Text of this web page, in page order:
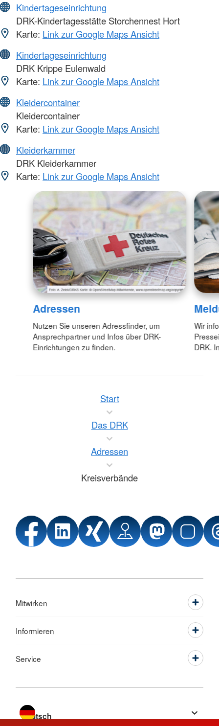
Kindertageseinrichtung
DRK-Kindertagesstätte Storchennest Hort
Karte: Link zur Google Maps Ansicht
Kindertageseinrichtung
DRK Krippe Eulenwald
Karte: Link zur Google Maps Ansicht
Kleidercontainer
Kleidercontainer
Karte: Link zur Google Maps Ansicht
Kleiderkammer
DRK Kleiderkammer
Karte: Link zur Google Maps Ansicht
Adressen
Nutzen Sie unseren Adressfinder, um
Ansprechpartner und Infos über DRK-
Einrichtungen zu finden.
Wir
DRK.
Start
Das DRK
Adressen
Kreisverbände
Mitwirken
Informieren
Service
Sprache wechseln zu